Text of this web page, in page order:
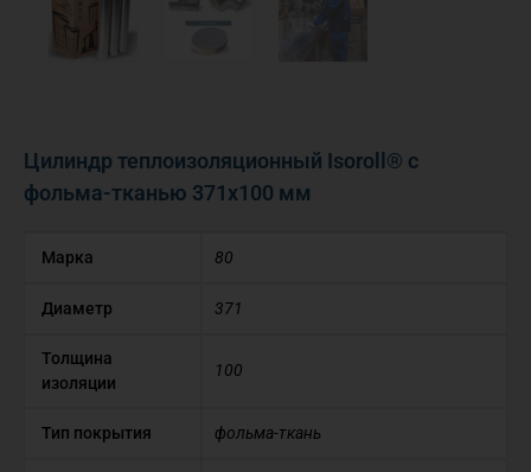
Цилиндр теплоизоляционный Isoroll® с
фольма-тканью 371х100 мм
Марка 80
Диаметр 371
Толщина
изоляции
100
Тип покрытия фольма-ткань